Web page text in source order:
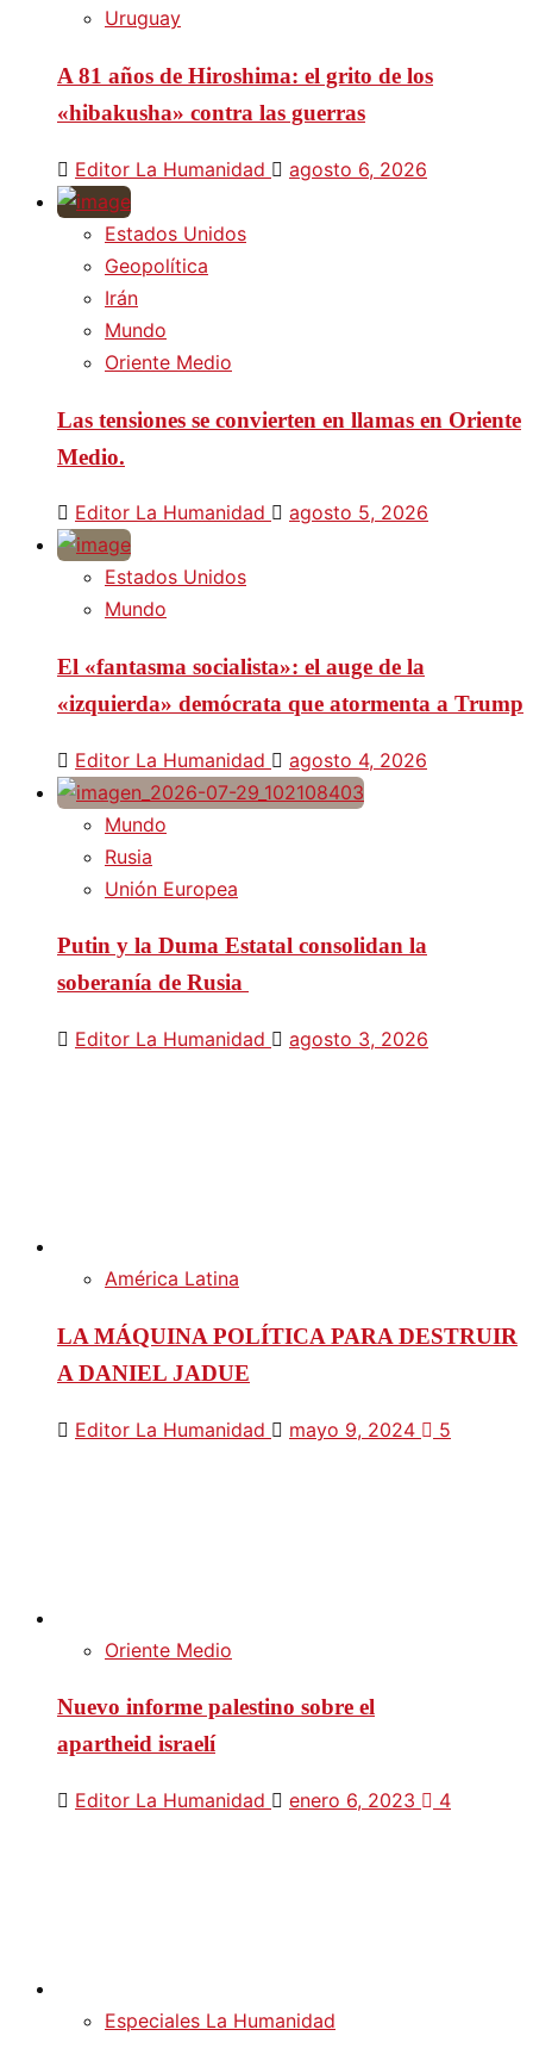
Uruguay
A 81 años de Hiroshima: el grito de los
«hibakusha» contra las guerras
Editor La Humanidad agosto 6, 2026
Estados Unidos
Geopolítica
Irán
Mundo
Oriente Medio
Las tensiones se convierten en llamas en Oriente
Medio.
Editor La Humanidad agosto 5, 2026
Estados Unidos
Mundo
El «fantasma socialista»: el auge de la
«izquierda» demócrata que atormenta a Trump
Editor La Humanidad agosto 4, 2026
Mundo
Rusia
Unión Europea
Putin y la Duma Estatal consolidan la
soberanía de Rusia
Editor La Humanidad agosto 3, 2026
América Latina
LA MÁQUINA POLÍTICA PARA DESTRUIR
A DANIEL JADUE
Editor La Humanidad mayo 9, 2024 5
Oriente Medio
Nuevo informe palestino sobre el
apartheid israelí
Editor La Humanidad enero 6, 2023 4
Especiales La Humanidad